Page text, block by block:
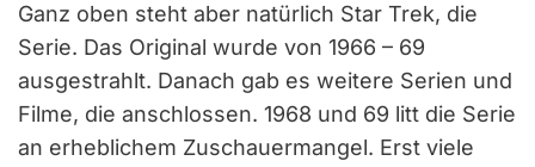
Ganz oben steht aber natürlich Star Trek, die
Serie. Das Original wurde von 1966 – 69
ausgestrahlt. Danach gab es weitere Serien und
Filme, die anschlossen. 1968 und 69 litt die Serie
an erheblichem Zuschauermangel. Erst viele